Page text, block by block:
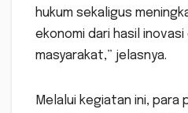
hukum sekaligus
ekonomi dari hasil
masyarakat,” jelasnya.
Melalui kegiatan ini,